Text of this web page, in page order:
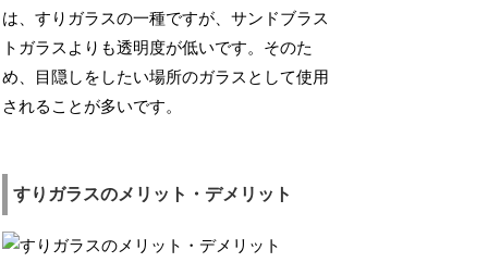
は、すりガラスの一種ですが、サンドブラス
トガラスよりも透明度が低いです。そのた
め、目隠しをしたい場所のガラスとして使用
されることが多いです。
すりガラスのメリット・デメリット